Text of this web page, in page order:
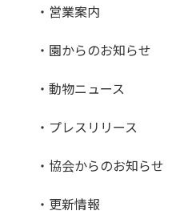
・営業案内
・園からのお知らせ
・動物ニュース
・プレスリリース
・協会からのお知らせ
・更新情報